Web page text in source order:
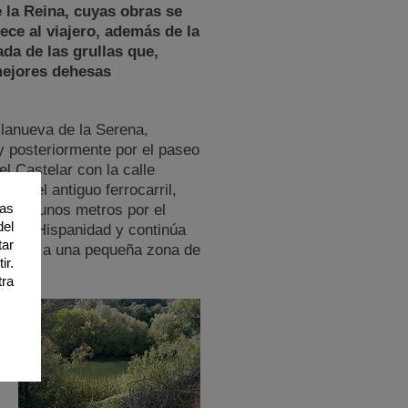
Reina, cuyas obras se
al viajero, además de la
de las grullas que,
dehesas
de la Serena,
posteriormente por el paseo
Castelar con la calle
del antiguo ferrocarril,
algunos metros por el
la Hispanidad y continúa
a una pequeña zona de